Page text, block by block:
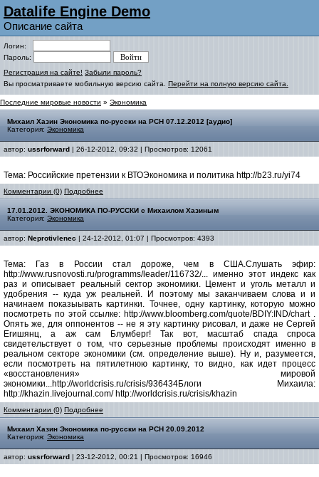
Datalife Engine Demo
Описание сайта
Логин:
Пароль:
Регистрация на сайте! Забыли пароль?
Вы просматриваете мобильную версию сайта. Перейти на полную версию сайта.
Последние мировые новости » Экономика
Михаил Хазин Экономика по-русски на РСН 07.12.2012 [аудио]
Категория: Экономика
автор: ussrforward | 26-12-2012, 09:32 | Просмотров: 12061
Тема: Российские претензии к ВТОЭкономика и политика http://b23.ru/yi74
Комментарии (0) Подробнее
17.01.2012. ЭКОНОМИКА ПО-РУССКИ с Михаилом Хазиным
Категория: Экономика
автор: Neprotivlenec | 24-12-2012, 01:07 | Просмотров: 4393
Тема: Газ в России стал дороже, чем в США.Слушать эфир:
http://www.rusnovosti.ru/programms/leader/116732/... именно этот индекс как
раз и описывает реальный сектор экономики. Цемент и уголь металл и
удобрения -- куда уж реальней. И поэтому мы заканчиваем слова и и
начинаем показыывать картинки. Точнее, одну картинку, которую можно
посмотреть по этой ссылке: http://www.bloomberg.com/quote/BDIY:IND/chart .
Опять же, для оппонентов -- не я эту картинку рисовал, и даже не Сергей
Егишянц, а аж сам Блумберг! Так вот, масштаб спада спроса
свидетельствует о том, что серьезные проблемы происходят именно в
реальном секторе экономики (см. определение выше). Ну и, разумеется,
если посмотреть на пятилетнюю картинку, то видно, как идет процесс
«восстановления» мировой
экономики...http://worldcrisis.ru/crisis/936434Блоги Михаила:
http://khazin.livejournal.com/ http://worldcrisis.ru/crisis/khazin
Комментарии (0) Подробнее
Михаил Хазин Экономика по-русски на РСН 20.09.2012
Категория: Экономика
автор: ussrforward | 23-12-2012, 00:21 | Просмотров: 16946